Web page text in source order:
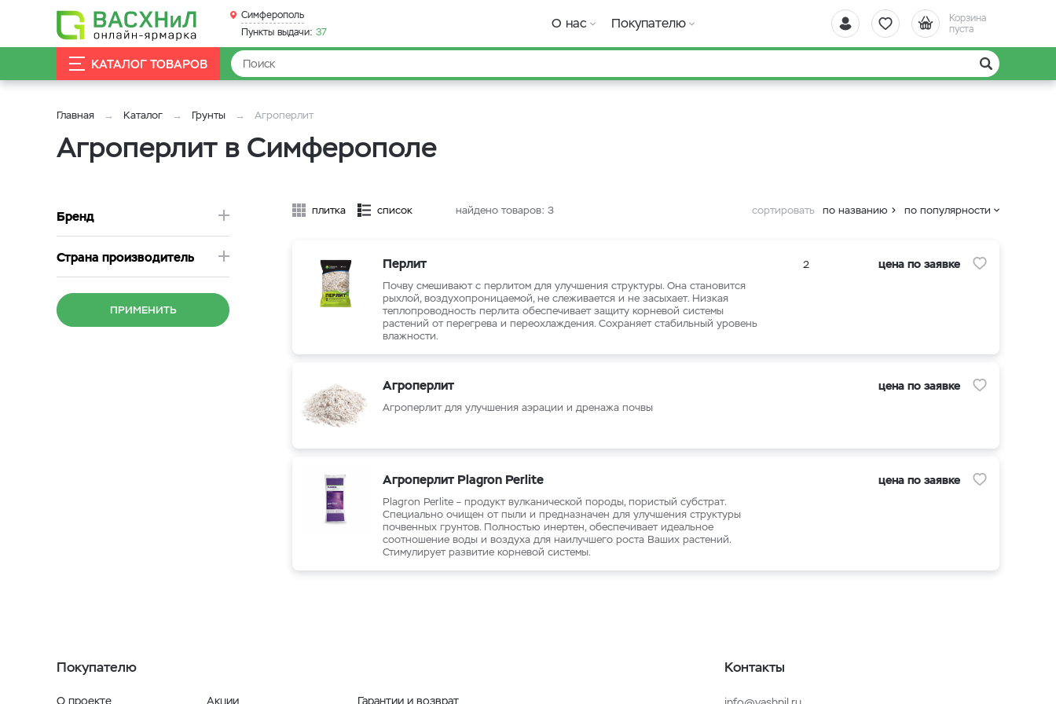
Корзина
пуста
Симферополь
Пункты выдачи: 37
О нас Покупателю
КАТАЛОГ ТОВАРОВ
Главная Каталог Грунты Агроперлит
Агроперлит в Симферополе
Бренд
Страна производитель
ПРИМЕНИТЬ
плитка список найдено товаров: 3 сортировать по названию по популярности
Перлит
Почву смешивают с перлитом для улучшения структуры. Она становится
рыхлой, воздухопроницаемой, не слеживается и не засыхает. Низкая
теплопроводность перлита обеспечивает защиту корневой системы
растений от перегрева и переохлаждения. Сохраняет стабильный уровень
влажности.
2 цена по заявке
Агроперлит
Агроперлит для улучшения аэрации и дренажа почвы
цена по заявке
Агроперлит Plagron Perlite
Plagron Perlite – продукт вулканической породы, пористый субстрат.
Специально очищен от пыли и предназначен для улучшения структуры
почвенных грунтов. Полностью инертен, обеспечивает идеальное
соотношение воды и воздуха для наилучшего роста Ваших растений.
Стимулирует развитие корневой системы.
цена по заявке
Покупателю
О проекте Акции Гарантии и возврат
Контакты